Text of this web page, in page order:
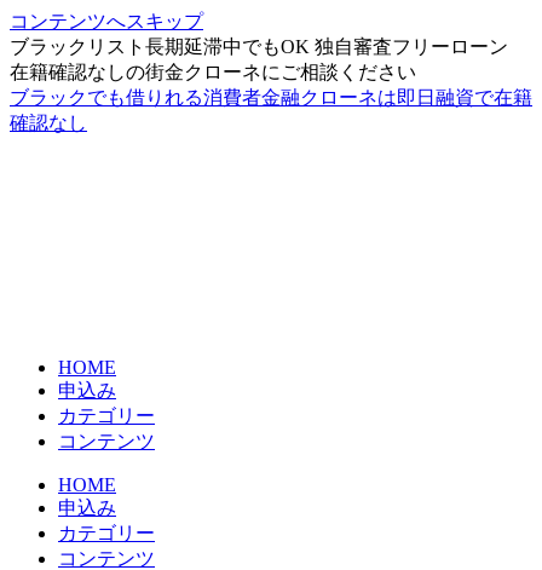
コンテンツへスキップ
ブラックリスト長期延滞中でもOK 独自審査フリーローン
在籍確認なしの街金クローネにご相談ください
ブラックでも借りれる消費者金融クローネは即日融資で在籍
確認なし
HOME
申込み
カテゴリー
コンテンツ
HOME
申込み
カテゴリー
コンテンツ